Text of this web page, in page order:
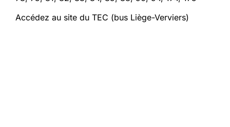
Accédez au site du TEC (bus Liège-Verviers)